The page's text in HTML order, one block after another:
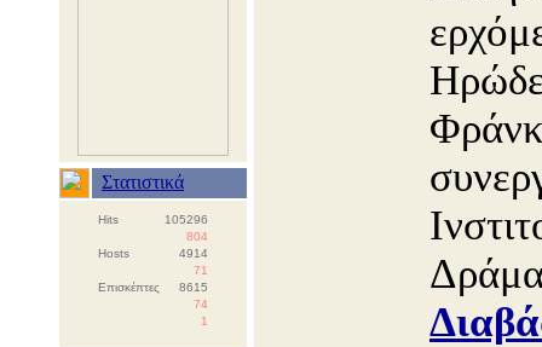
Στατιστικά
Hits
105296
804
Hosts
4914
71
Επισκέπτες
8615
74
1